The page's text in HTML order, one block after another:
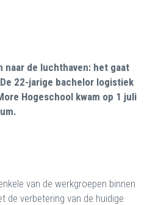
naar de luchthaven: het gaat
22-jarige bachelor logistiek
Hogeschool kwam op 1 juli
van de werkgroepen binnen
de verbetering van de huidige